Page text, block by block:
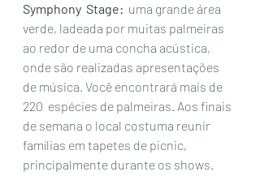
Symphony  Stage:
  uma grande área
verde, ladeada por muitas palmeiras
ao redor de uma concha acústica,
onde são realizadas apresentações
de música. Você encontrará mais de
220  espécies de palmeiras. Aos finais
de semana o local costuma reunir
famílias em tapetes de picnic,
principalmente durante os shows.